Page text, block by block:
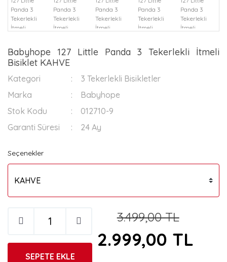
Babyhope 127 Little Panda 3 Tekerlekli İtmeli
Bisiklet KAHVE
Kategori
3 Tekerlekli Bisikletler
Marka
Babyhope
Stok Kodu
012710-9
Garanti Süresi
24 Ay
Seçenekler
3.499,00 TL
2.999,00 TL
SEPETE EKLE